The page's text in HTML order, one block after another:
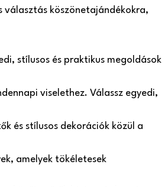
választás köszönetajándékokra,
stílusos és praktikus megoldások
viselethez. Válassz egyedi,
és stílusos dekorációk közül a
amelyek tökéletesek